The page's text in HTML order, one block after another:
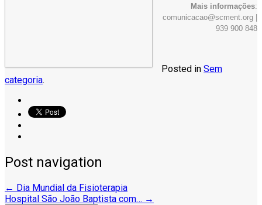
Mais informações:
comunicacao@scment.org |
939 900 848
Posted in Sem
categoria.
Post navigation
← Dia Mundial da Fisioterapia
Hospital São João Baptista com… →